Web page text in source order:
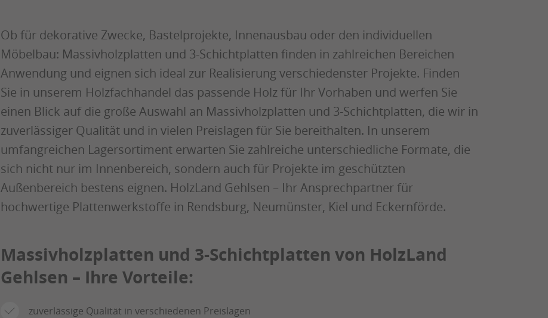
Ob für dekorative Zwecke, Bastelprojekte, Innenausbau oder den individuellen
Möbelbau: Massivholzplatten und 3-Schichtplatten finden in zahlreichen Bereichen
Anwendung und eignen sich ideal zur Realisierung verschiedenster Projekte. Finden
Sie in unserem Holzfachhandel das passende Holz für Ihr Vorhaben und werfen Sie
einen Blick auf die große Auswahl an Massivholzplatten und 3-Schichtplatten, die wir in
zuverlässiger Qualität und in vielen Preislagen für Sie bereithalten. In unserem
umfangreichen Lagersortiment erwarten Sie zahlreiche unterschiedliche Formate, die
sich nicht nur im Innenbereich, sondern auch für Projekte im geschützten
Außenbereich bestens eignen. HolzLand Gehlsen – Ihr Ansprechpartner für
hochwertige Plattenwerkstoffe in Rendsburg, Neumünster, Kiel und Eckernförde.
Massivholzplatten und 3-Schichtplatten von HolzLand
Gehlsen – Ihre Vorteile:
zuverlässige Qualität in verschiedenen Preislagen